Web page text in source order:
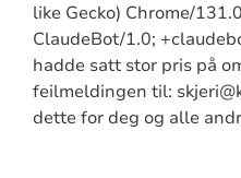
like Gecko) Chrome/
ClaudeBot/1.0;
hadde satt stor pris på
feilmeldingen til:
dette for deg og alle